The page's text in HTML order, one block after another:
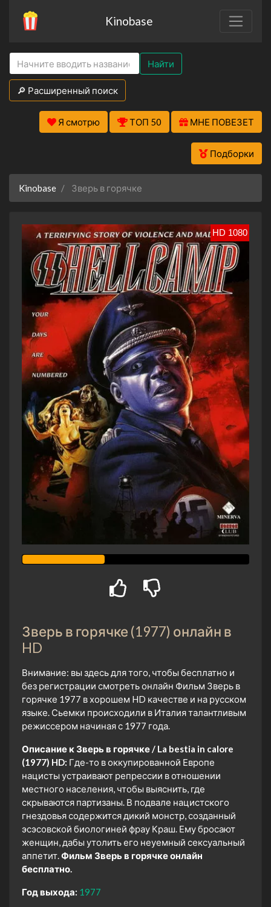
Kinobase
Найти
🔎 Расширенный поиск
Я смотрю ТОП 50 МНЕ ПОВЕЗЕТ
Подборки
Kinobase Зверь в горячке
HD 1080
Зверь в горячке (1977) онлайн в
HD
Внимание: вы здесь для того, чтобы бесплатно и
без регистрации смотреть онлайн Фильм Зверь в
горячке 1977 в хорошем HD качестве и на русском
языке. Сьемки происходили в Италия талантливым
режиссером начиная с 1977 года.
Описание к Зверь в горячке / La bestia in calore
(1977) HD: Где-то в оккупированной Европе
нацисты устраивают репрессии в отношении
местного населения, чтобы выяснить, где
скрываются партизаны. В подвале нацистского
гнездовья содержится дикий монстр, созданный
эсэсовской биологиней фрау Краш. Ему бросают
женщин, дабы утолить его неуемный сексуальный
аппетит.Фильм Зверь в горячке онлайн
бесплатно.
Год выхода: 1977